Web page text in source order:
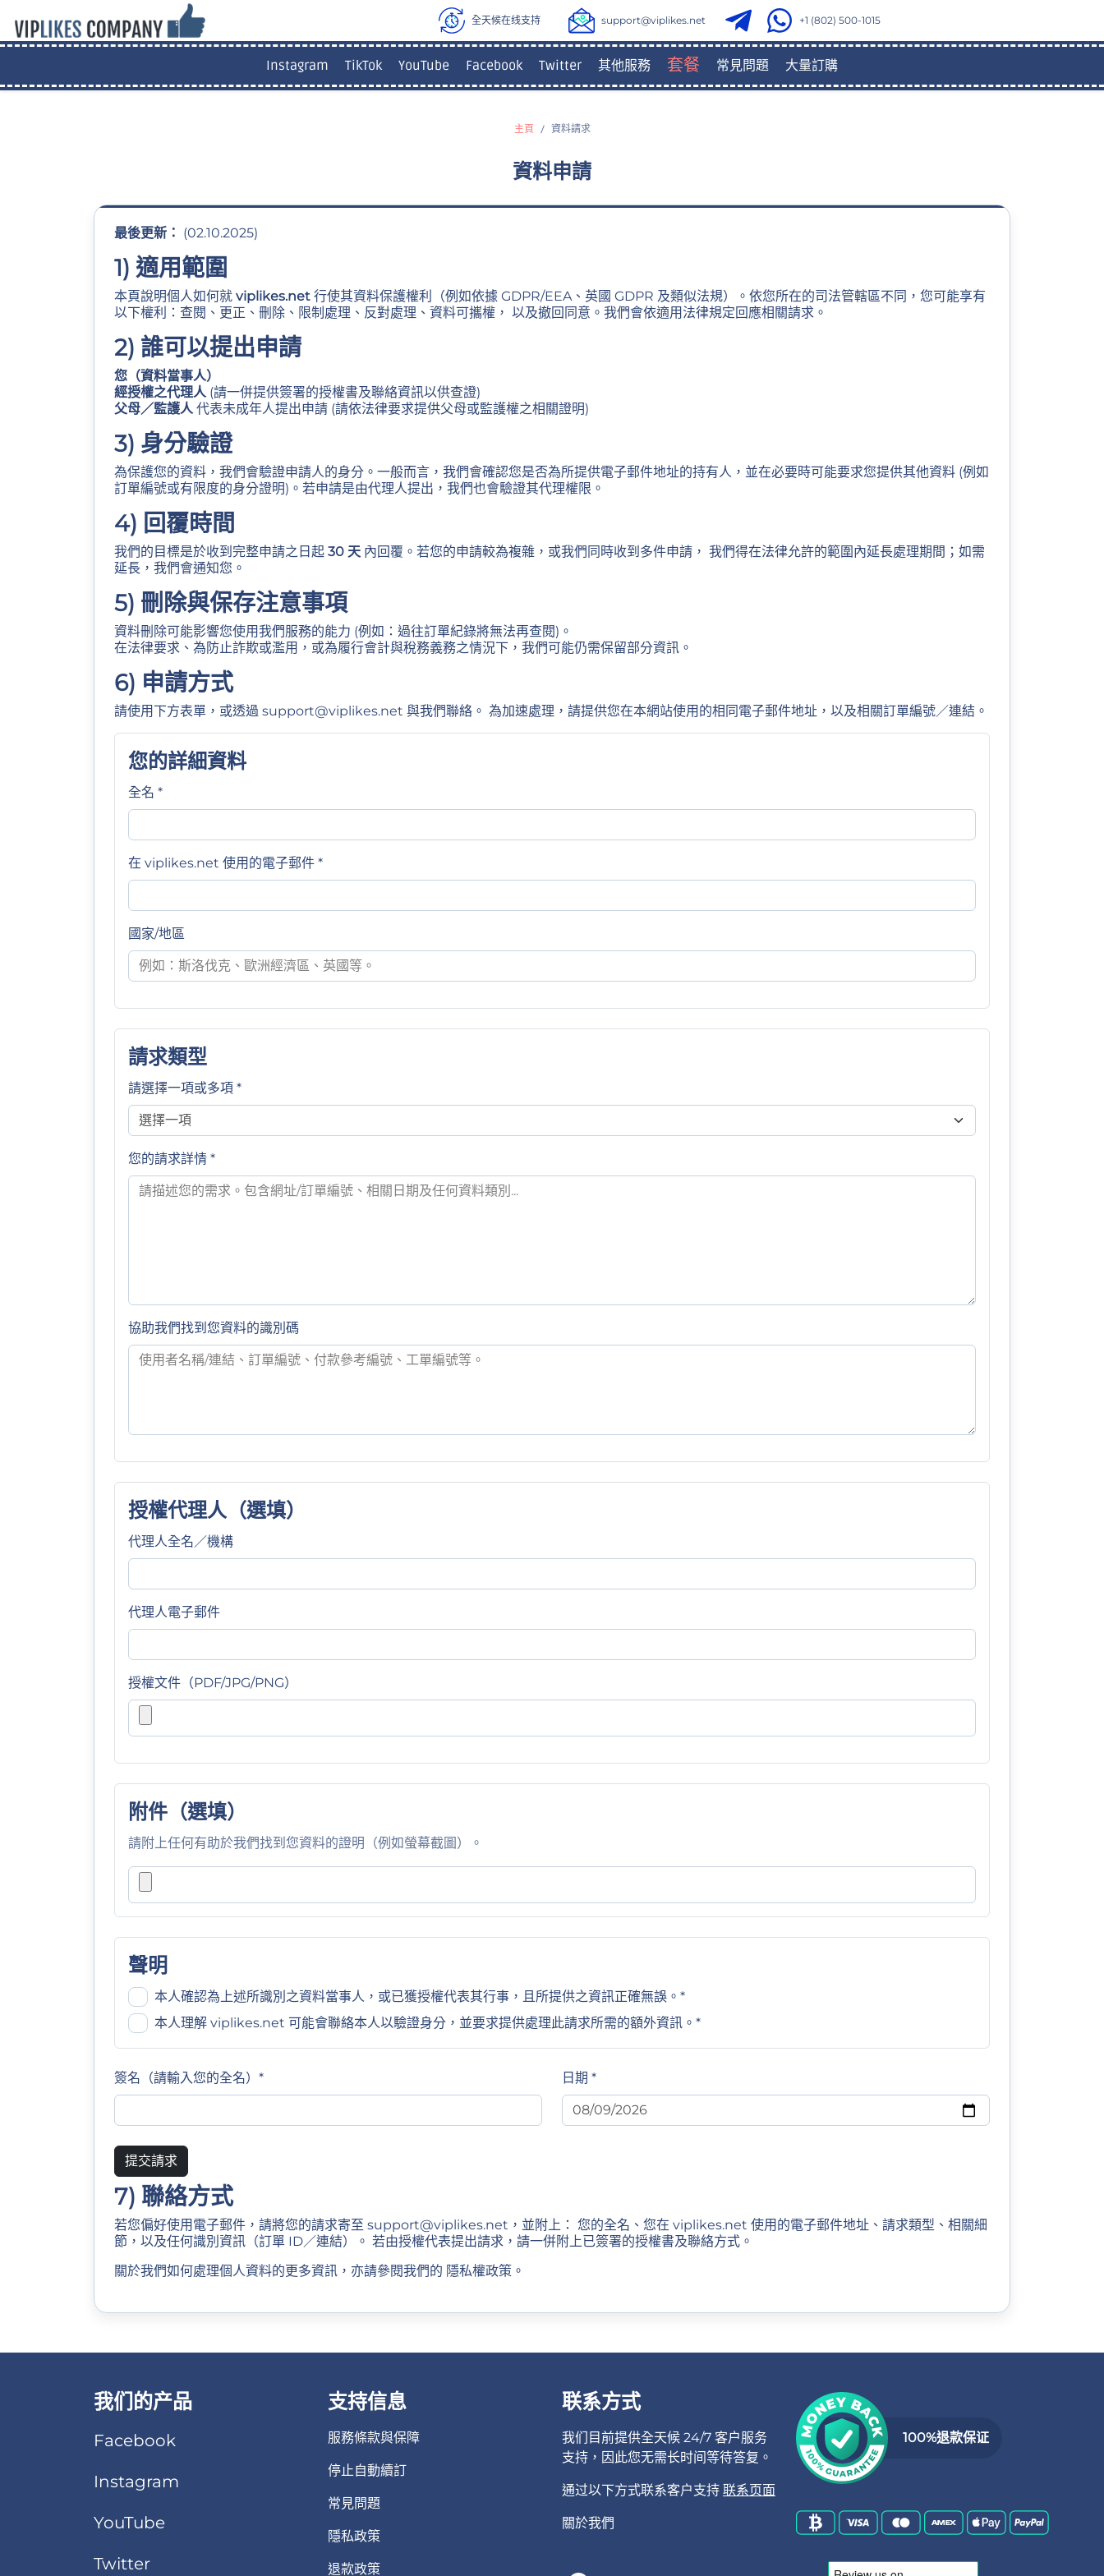
全天候在线支持 support@viplikes.net +1 (802) 500-1015
Instagram TikTok YouTube Facebook Twitter 其他服務 套餐 常見問題 大量訂購
主頁 資料請求
資料申請
最後更新： (02.10.2025)
1) 適用範圍
本頁說明個人如何就 viplikes.net 行使其資料保護權利（例如依據 GDPR/EEA、英國 GDPR 及類似法規）。依您所在的司法管轄區不同，您可能享有
以下權利：查閱、更正、刪除、限制處理、反對處理、資料可攜權， 以及撤回同意。我們會依適用法律規定回應相關請求。
2) 誰可以提出申請
您（資料當事人）
經授權之代理人(請一併提供簽署的授權書及聯絡資訊以供查證)
父母／監護人代表未成年人提出申請 (請依法律要求提供父母或監護權之相關證明)
3) 身分驗證
為保護您的資料，我們會驗證申請人的身分。一般而言，我們會確認您是否為所提供電子郵件地址的持有人，並在必要時可能要求您提供其他資料 (例如
訂單編號或有限度的身分證明)。若申請是由代理人提出，我們也會驗證其代理權限。
4) 回覆時間
我們的目標是於收到完整申請之日起 30 天 內回覆。若您的申請較為複雜，或我們同時收到多件申請， 我們得在法律允許的範圍內延長處理期間；如需
延長，我們會通知您。
5) 刪除與保存注意事項
資料刪除可能影響您使用我們服務的能力 (例如：過往訂單紀錄將無法再查閱)。
在法律要求、為防止詐欺或濫用，或為履行會計與稅務義務之情況下，我們可能仍需保留部分資訊。
6) 申請方式
請使用下方表單，或透過 support@viplikes.net 與我們聯絡。 為加速處理，請提供您在本網站使用的相同電子郵件地址，以及相關訂單編號／連結。
您的詳細資料
全名 *
在 viplikes.net 使用的電子郵件 *
國家/地區
請求類型
請選擇一項或多項 *
您的請求詳情 *
協助我們找到您資料的識別碼
授權代理人（選填）
代理人全名／機構
代理人電子郵件
授權文件（PDF/JPG/PNG）
附件（選填）
請附上任何有助於我們找到您資料的證明（例如螢幕截圖）。
聲明
本人確認為上述所識別之資料當事人，或已獲授權代表其行事，且所提供之資訊正確無誤。*
本人理解 viplikes.net 可能會聯絡本人以驗證身分，並要求提供處理此請求所需的額外資訊。*
簽名（請輸入您的全名）* 日期 *
提交請求
7) 聯絡方式
若您偏好使用電子郵件，請將您的請求寄至 support@viplikes.net ，並附上： 您的全名、您在 viplikes.net 使用的電子郵件地址、請求類型、相關細
節，以及任何識別資訊（訂單 ID／連結）。 若由授權代表提出請求，請一併附上已簽署的授權書及聯絡方式。
關於我們如何處理個人資料的更多資訊，亦請參閱我們的 隱私權政策 。
我们的产品
Facebook
Instagram
YouTube
Twitter
支持信息
服務條款與保障
停止自動續訂
常見問題
隱私政策
退款政策
联系方式
我们目前提供全天候 24/7 客户服务
支持，因此您无需长时间等待答复。
通过以下方式联系客户支持 联系页面
關於我們
100%退款保证